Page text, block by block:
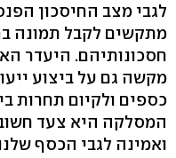
לגבי מצב החיסכון
מתקשים לקבל תמונה
חסכונותיהם. היעדר
מקשה גם על ביצוע
כספים ולקיום תחרות
המסלקה היא צעד
ואמינה לגבי הכסף